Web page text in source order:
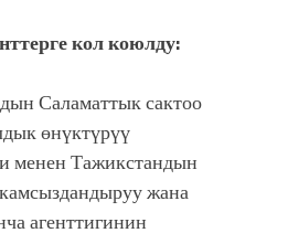
кол коюлду:
Саламаттык сактоо
өнүктүрүү
менен Тажикстандын
жана
агенттигинин